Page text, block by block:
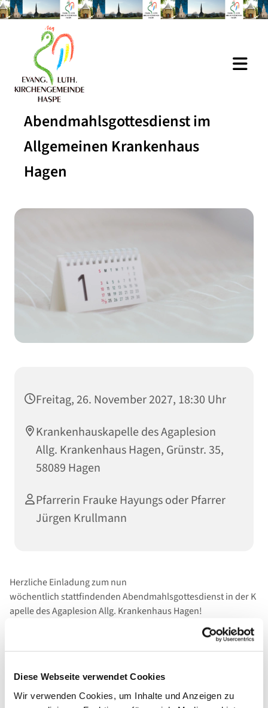
Diese Webseite verwendet Cookies
Wir verwenden Cookies, um Inhalte und Anzeigen zu
Abendmahlsgottesdienst im
Allgemeinen Krankenhaus
Hagen
Freitag, 26. November 2027, 18:30 Uhr
Krankenhauskapelle des Agaplesion
Allg. Krankenhaus Hagen, Grünstr. 35,
58089 Hagen
Pfarrerin Frauke Hayungs oder Pfarrer
Jürgen Krullmann
Herzliche Einladung zum nun
wöchentlich stattfindenden Abendmahlsgottesdienst in der K
apelle des Agaplesion Allg. Krankenhaus Hagen!